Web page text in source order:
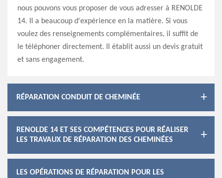
nous pouvons vous proposer de vous adresser à RENOLDE
14. Il a beaucoup d'expérience en la matière. Si vous
voulez des renseignements complémentaires, il suffit de
le téléphoner directement. Il établit aussi un devis gratuit
et sans engagement.
RÉPARATION CONDUIT DE CHEMINÉE
RENOLDE 14 ET SES COMPÉTENCES POUR RÉALISER
LES TRAVAUX DE RÉPARATION DES CHEMINÉES
LES OPÉRATIONS DE RÉPARATION POUR LES